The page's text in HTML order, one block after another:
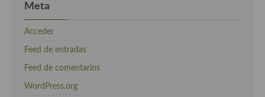
Meta
Acceder
Feed de entradas
Feed de comentarios
WordPress.org